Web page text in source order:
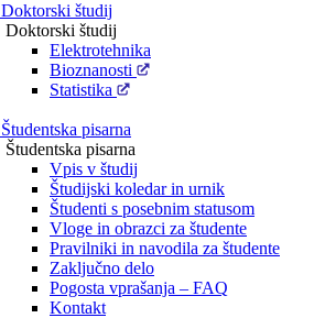
Doktorski študij
Doktorski študij
Elektrotehnika
Bioznanosti
Statistika
Študentska pisarna
Študentska pisarna
Vpis v študij
Študijski koledar in urnik
Študenti s posebnim statusom
Vloge in obrazci za študente
Pravilniki in navodila za študente
Zaključno delo
Pogosta vprašanja – FAQ
Kontakt